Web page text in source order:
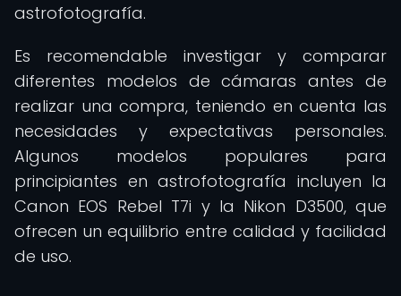
astrofotografía.
Es recomendable investigar y comparar
diferentes modelos de cámaras antes de
realizar una compra, teniendo en cuenta las
necesidades y expectativas personales.
Algunos modelos populares para
principiantes en astrofotografía incluyen la
Canon EOS Rebel T7i y la Nikon D3500, que
ofrecen un equilibrio entre calidad y facilidad
de uso.